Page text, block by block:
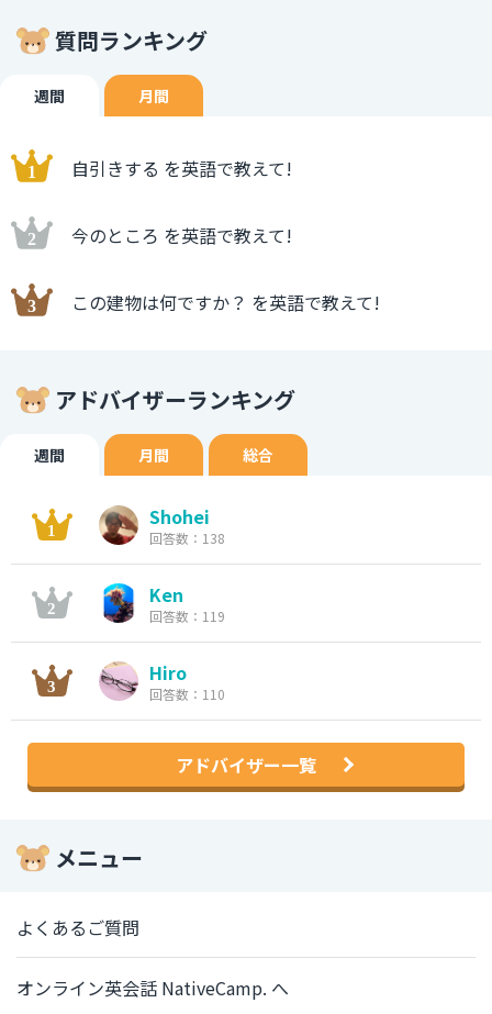
質問ランキング
週間 月間
自引きする を英語で教えて!
今のところ を英語で教えて!
この建物は何ですか？ を英語で教えて!
アドバイザーランキング
週間 月間 総合
Shohei
回答数：138
Ken
回答数：119
Hiro
回答数：110
アドバイザー一覧
メニュー
よくあるご質問
オンライン英会話 NativeCamp. へ